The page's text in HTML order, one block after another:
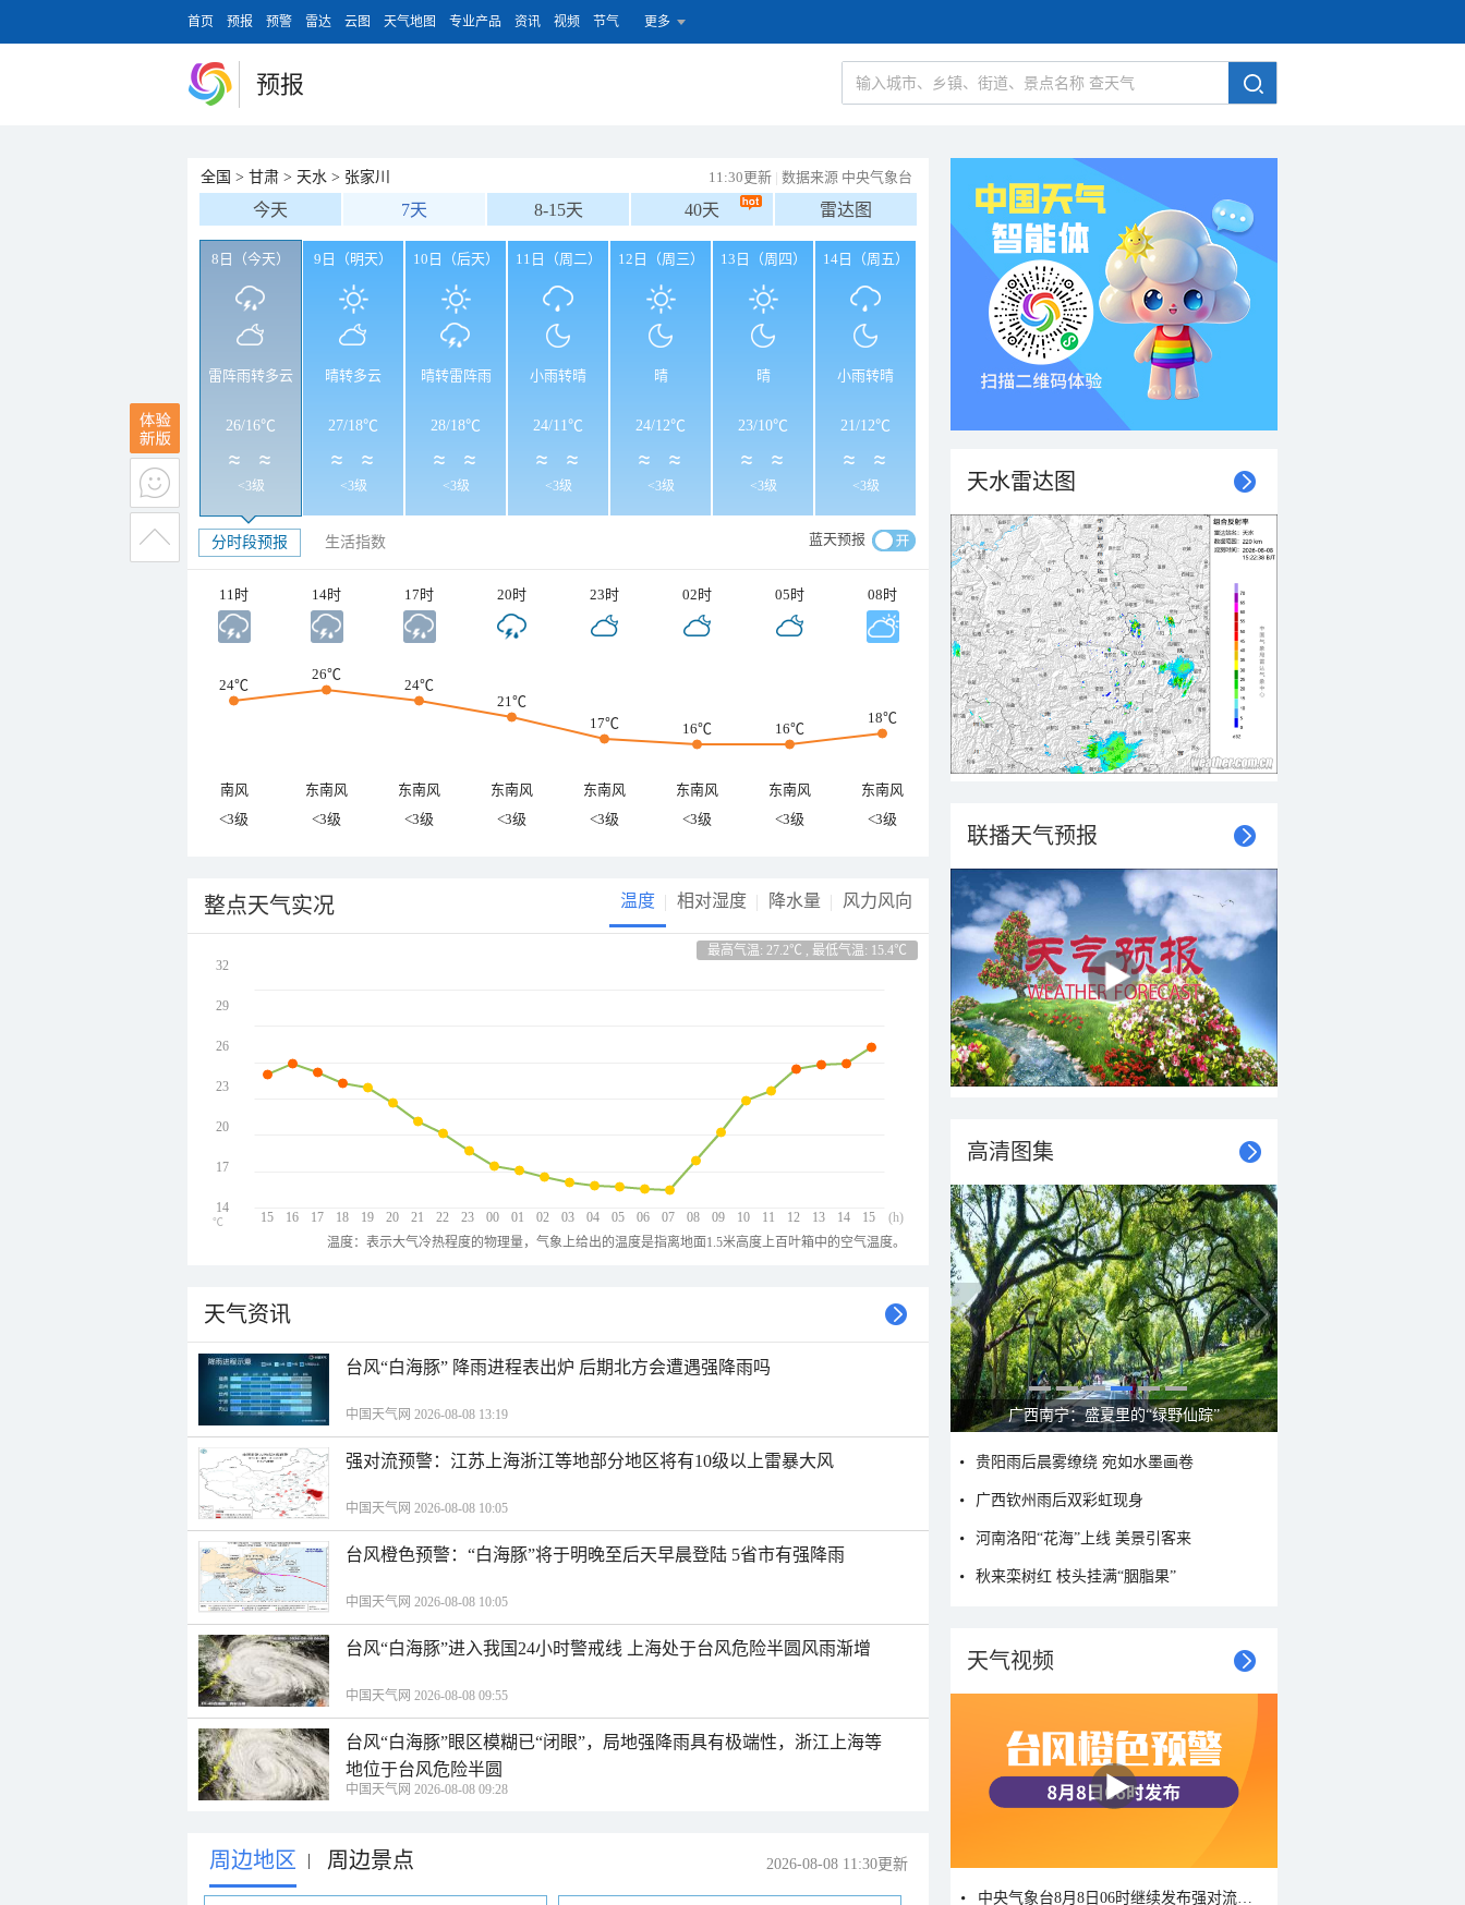
首页 预报 预警 雷达 云图 天气地图 专业产品 资讯 视频 节气 更多
预报
全国 > 甘肃 > 天水 > 张家川 11:30更新 | 数据来源 中央气象台
今天 7天 8-15天 40天 雷达图
8日（今天）
雷阵雨转多云
26/16℃
<3级
9日（明天）
晴转多云
27/18℃
<3级
10日（后天）
晴转雷阵雨
28/18℃
<3级
11日（周二）
小雨转晴
24/11℃
<3级
12日（周三）
晴
24/12℃
<3级
13日（周四）
晴
23/10℃
<3级
14日（周五）
小雨转晴
21/12℃
<3级
分时段预报 生活指数 蓝天预报
11时 14时 17时 20时 23时 02时 05时 08时
24℃
26℃
24℃
21℃
17℃
16℃ 16℃
18℃
南风 东南风 东南风 东南风 东南风 东南风 东南风
东南风
<3级
<3级 <3级 <3级 <3级 <3级 <3级 <3级
整点天气实况 温度 相对湿度 降水量 风力风向
最高气温: 27.2℃ , 最低气温: 15.4℃
15 16 17 18 19 20 21 22 23 00 01 02 03 04 05 06 07 08 09 10 11 12 13 14 15
32
29
26
23
20
17
14
(h)
℃
温度：表示大气冷热程度的物理量，气象上给出的温度是指离地面1.5米高度上百叶箱中的空气温度。
天气资讯
台风“白海豚” 降雨进程表出炉 后期北方会遭遇强降雨吗
中国天气网 2026-08-08 13:19
强对流预警：江苏上海浙江等地部分地区将有10级以上雷暴大风
中国天气网 2026-08-08 10:05
台风橙色预警：“白海豚”将于明晚至后天早晨登陆 5省市有强降雨
中国天气网 2026-08-08 10:05
台风“白海豚”进入我国24小时警戒线 上海处于台风危险半圆风雨渐增
中国天气网 2026-08-08 09:55
台风“白海豚”眼区模糊已“闭眼”，局地强降雨具有极端性，浙江上海等
地位于台风危险半圆
中国天气网 2026-08-08 09:28
周边地区 | 周边景点 2026-08-08 11:30更新
天水雷达图
联播天气预报
高清图集
广西南宁：盛夏里的“绿野仙踪”
贵阳雨后晨雾缭绕 宛如水墨画卷
广西钦州雨后双彩虹现身
河南洛阳“花海”上线 美景引客来
秋来栾树红 枝头挂满“胭脂果”
天气视频